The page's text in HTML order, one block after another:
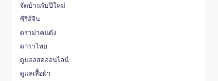
จัดบ้านรับปีใหม่
ซีรีส์จีน
ดราม่าคนดัง
ดาราไทย
ดูบอลสดออนไลน์
ดูแลเสื้อผ้า